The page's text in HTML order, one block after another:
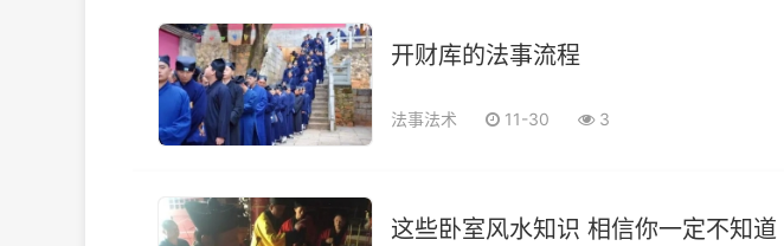
开财库的法事流程
法事法术 11-30 3
这些卧室风水知识 相信你一定不知道